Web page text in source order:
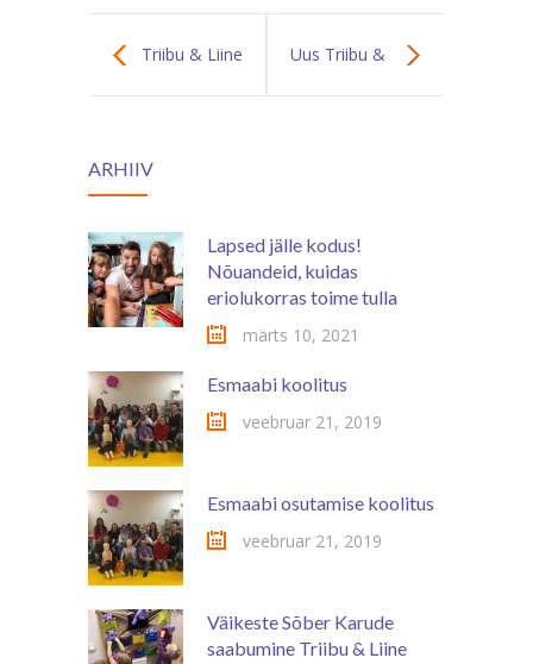
Triibu & Liine
LAHTISTE USTE
Uus Triibu &
ARHIIV
Lapsed jälle kodus!
Nõuandeid, kuidas
eriolukorras toime tulla
märts 10, 2021
Esmaabi koolitus
veebruar 21, 2019
Esmaabi osutamise koolitus
veebruar 21, 2019
Väikeste Sõber Karude
saabumine Triibu & Liine